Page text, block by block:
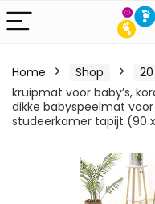
Home Shop 20
kruipmat voor baby’s,
dikke babyspeelmat
studeerkamer tapijt (90